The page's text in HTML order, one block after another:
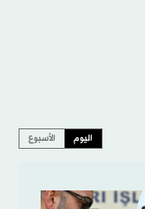
اليوم الأسبوع